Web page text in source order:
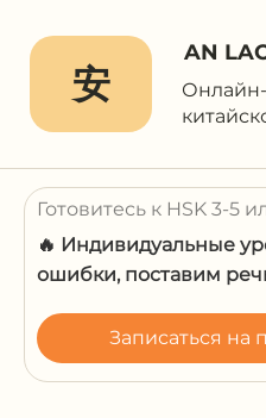
安
AN
Готовитесь к HSK 3-5
🔥 Индивидуальные
ошибки, поставим
Записаться на